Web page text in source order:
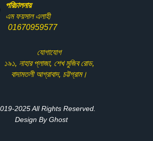
পরিচালনায়
এম ফয়সাল এলাহী
01670959577
যোগাযোগ
১৯১, নাহার প্লাজা, শেখ মুজিব রোড,
বাদামতলী আগ্রাবাদ, চট্টগ্রাম।
2025 All Rights Reserved.
Design By Ghost